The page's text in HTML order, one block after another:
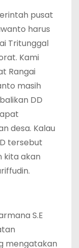
pusat
harus
Tritunggal
Kami
Rangai
masih
DD
desa. Kalau
tersebut
kita akan
S.E
mengatakan